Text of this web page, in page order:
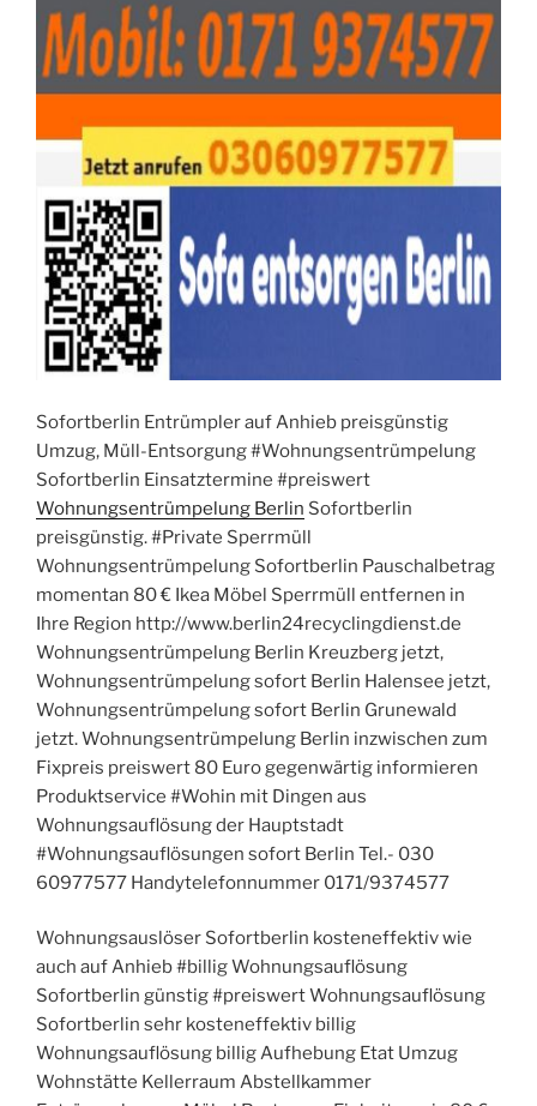
Sofortberlin Entrümpler auf Anhieb preisgünstig
Umzug, Müll-Entsorgung #Wohnungsentrümpelung
Sofortberlin Einsatztermine #preiswert
Wohnungsentrümpelung Berlin Sofortberlin
preisgünstig. #Private Sperrmüll
Wohnungsentrümpelung Sofortberlin Pauschalbetrag
momentan 80 € Ikea Möbel Sperrmüll entfernen in
Ihre Region http://www.berlin24recyclingdienst.de
Wohnungsentrümpelung Berlin Kreuzberg jetzt,
Wohnungsentrümpelung sofort Berlin Halensee jetzt,
Wohnungsentrümpelung sofort Berlin Grunewald
jetzt. Wohnungsentrümpelung Berlin inzwischen zum
Fixpreis preiswert 80 Euro gegenwärtig informieren
Produktservice #Wohin mit Dingen aus
Wohnungsauflösung der Hauptstadt
#Wohnungsauflösungen sofort Berlin Tel.- 030
60977577 Handytelefonnummer 0171/9374577
Wohnungsauslöser Sofortberlin kosteneffektiv wie
auch auf Anhieb #billig Wohnungsauflösung
Sofortberlin günstig #preiswert Wohnungsauflösung
Sofortberlin sehr kosteneffektiv billig
Wohnungsauflösung billig Aufhebung Etat Umzug
Wohnstätte Kellerraum Abstellkammer